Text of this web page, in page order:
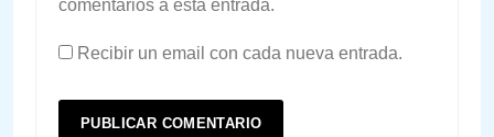
comentarios a esta entrada.
Recibir un email con cada nueva entrada.